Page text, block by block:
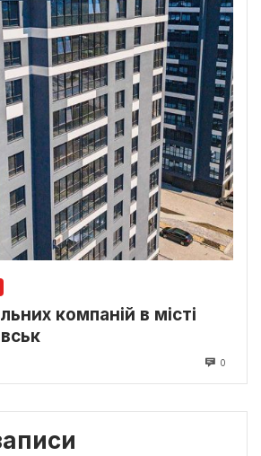
компаній в місті
0